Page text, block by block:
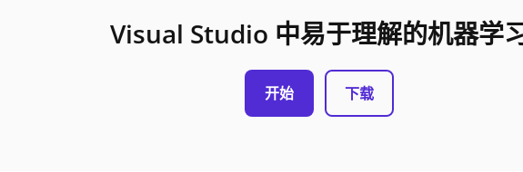
Visual Studio 中易于理解的机器学
开始 下载